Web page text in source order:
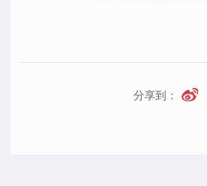
分享到：